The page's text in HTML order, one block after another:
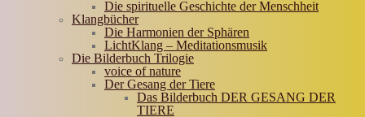
Die spirituelle Geschichte der Menschheit
Klangbücher
Die Harmonien der Sphären
LichtKlang – Meditationsmusik
Die Bilderbuch Trilogie
voice of nature
Der Gesang der Tiere
Das Bilderbuch DER GESANG DER
TIERE